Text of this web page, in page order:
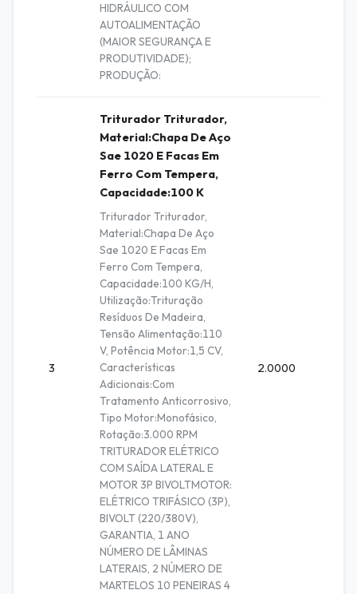
HIDRÁULICO COM
AUTOALIMENTAÇÃO
(MAIOR SEGURANÇA E
PRODUTIVIDADE);
PRODUÇÃO:
3
Triturador Triturador,
Material:Chapa De Aço
Sae 1020 E Facas Em
Ferro Com Tempera,
Capacidade:100 K
Triturador Triturador,
Material:Chapa De Aço
Sae 1020 E Facas Em
Ferro Com Tempera,
Capacidade:100 KG/H,
Utilização:Trituração
Resíduos De Madeira,
Tensão Alimentação:110
V, Potência Motor:1,5 CV,
Características
Adicionais:Com
Tratamento Anticorrosivo,
Tipo Motor:Monofásico,
Rotação:3.000 RPM
TRITURADOR ELÉTRICO
COM SAÍDA LATERAL E
MOTOR 3P BIVOLTMOTOR:
ELÉTRICO TRIFÁSICO (3P),
BIVOLT (220/380V),
GARANTIA, 1 ANO
NÚMERO DE LÂMINAS
LATERAIS, 2 NÚMERO DE
MARTELOS 10 PENEIRAS 4
2.0000